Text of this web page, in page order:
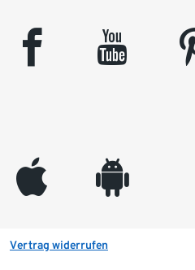
facebook youtube
appleinc android
Vertrag widerrufen